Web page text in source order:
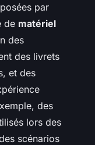
par
de matériel
des
des livrets
et des
des
lors des
scénarios